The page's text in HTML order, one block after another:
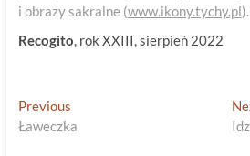
i obrazy sakralne (www.ikony.tychy.pl
Recogito, rok XXIII, sierpień 2022
Nawigacja
wpisu
PreviousPrevious
post:
Ławeczka